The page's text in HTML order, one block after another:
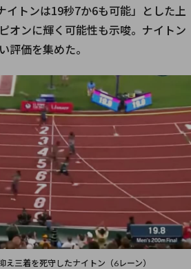
イトンは19秒7か6も可能」とした上
オンに輝く可能性も示唆。ナイトン
評価を集めた。
三着を死守したナイトン（6レーン）